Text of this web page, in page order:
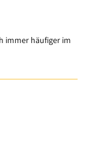
immer häufiger im